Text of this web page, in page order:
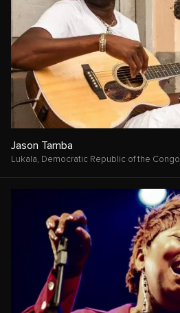
Jason Tamba
Lukala, Democratic Republic of the Congo